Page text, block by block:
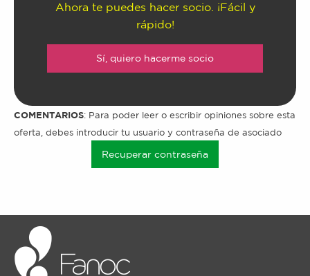
Ahora te puedes hacer socio. ¡Fácil y
rápido!
Sí, quiero hacerme socio
COMENTARIOS: Para poder leer o escribir opiniones sobre esta
oferta, debes introducir tu usuario y contraseña de asociado
Recuperar contraseña